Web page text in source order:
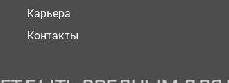
Карьера
Контакты